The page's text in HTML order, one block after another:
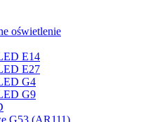
oświetlenie
E14
E27
G4
G9
G53 (AR111)